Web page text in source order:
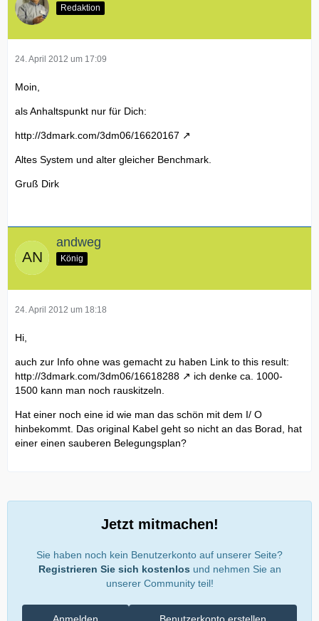
Redaktion
24. April 2012 um 17:09
Moin,
als Anhaltspunkt nur für Dich:
http://3dmark.com/3dm06/16620167
Altes System und alter gleicher Benchmark.
Gruß Dirk
andweg
König
24. April 2012 um 18:18
Hi,
auch zur Info ohne was gemacht zu haben Link to this result:
http://3dmark.com/3dm06/16618288
ich denke ca. 1000-
1500 kann man noch rauskitzeln.
Hat einer noch eine id wie man das schön mit dem I/ O
hinbekommt. Das original Kabel geht so nicht an das Borad, hat
einer einen sauberen Belegungsplan?
Jetzt mitmachen!
Sie haben noch kein Benutzerkonto auf unserer Seite?
Registrieren Sie sich kostenlos und nehmen Sie an
unserer Community teil!
Benutzerkonto erstellen
Anmelden